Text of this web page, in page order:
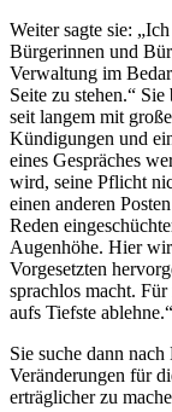
Weiter sagte sie:
Bürgerinnen und
Verwaltung im
Seite zu stehen.“
seit langem mit
Kündigungen und
eines Gespräches
wird, seine Pflicht
einen anderen
Reden
Augenhöhe. Hier
Vorgesetzten
sprachlos macht.
aufs Tiefste ablehne.“
Sie suche dann
Veränderungen für
erträglicher zu